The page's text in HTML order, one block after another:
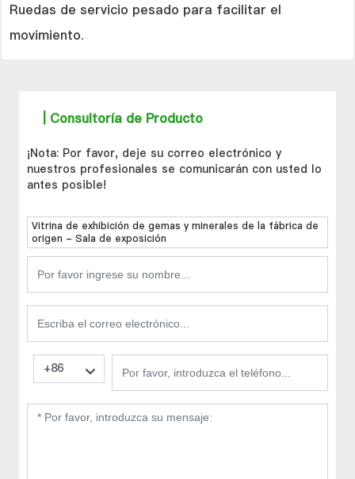
Ruedas de servicio pesado para facilitar el
movimiento.
| Consultoría de Producto
¡Nota: Por favor, deje su correo electrónico y
nuestros profesionales se comunicarán con usted lo
antes posible!
Vitrina de exhibición de gemas y minerales de la fábrica de
origen - Sala de exposición
+86